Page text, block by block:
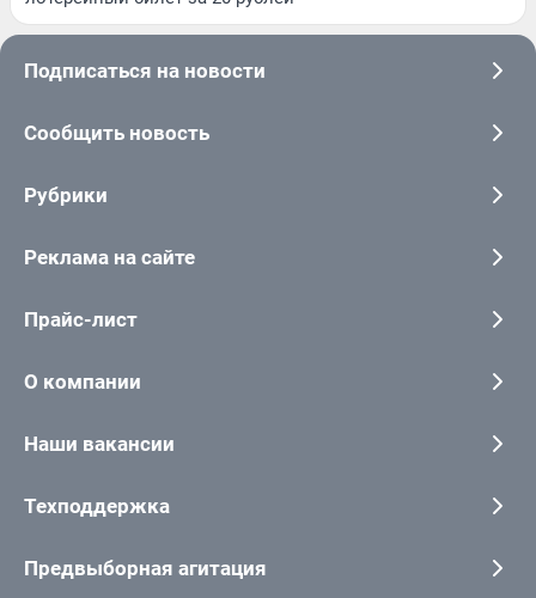
Подписаться на новости
Сообщить новость
Рубрики
Реклама на сайте
Прайс-лист
О компании
Наши вакансии
Техподдержка
Предвыборная агитация